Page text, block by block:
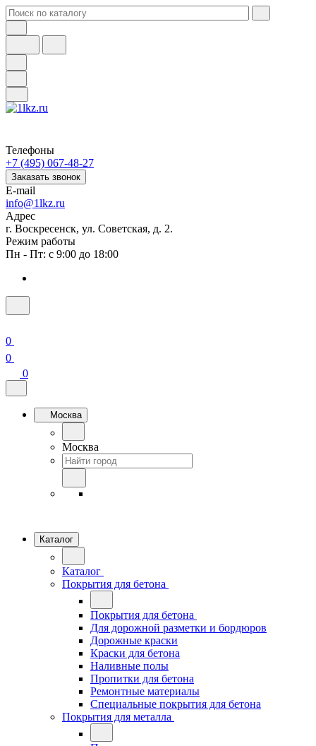
Телефоны
+7 (495) 067-48-27
Заказать звонок
E-mail
info@1lkz.ru
Адрес
г. Воскресенск, ул. Советская, д. 2.
Режим работы
Пн - Пт: с 9:00 до 18:00
0
0
0
Москва
Москва
Каталог
Каталог
Покрытия для бетона
Покрытия для бетона
Для дорожной разметки и бордюров
Дорожные краски
Краски для бетона
Наливные полы
Пропитки для бетона
Ремонтные материалы
Специальные покрытия для бетона
Покрытия для металла